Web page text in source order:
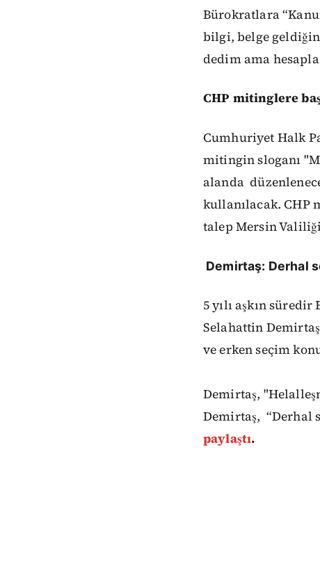
Bürokratlara
bilgi, belge
dedim ama
CHP mitinglere
Cumhuriyet Halk
mitingin sloganı
alanda
kullanılacak. CHP
talep Mersin
Demirtaş: Derhal
5 yılı aşkın
Selahattin
ve erken seçim
Demirtaş,
Demirtaş, “Derhal
paylaştı.